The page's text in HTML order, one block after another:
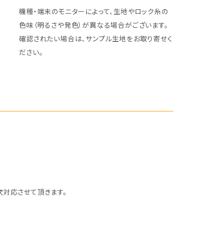
機種・端末のモニターによって、生地やロック糸の
色味（明るさや発色）が異なる場合がございます。
確認されたい場合は、サンプル生地をお取り寄せく
ださい。
応させて頂きます。